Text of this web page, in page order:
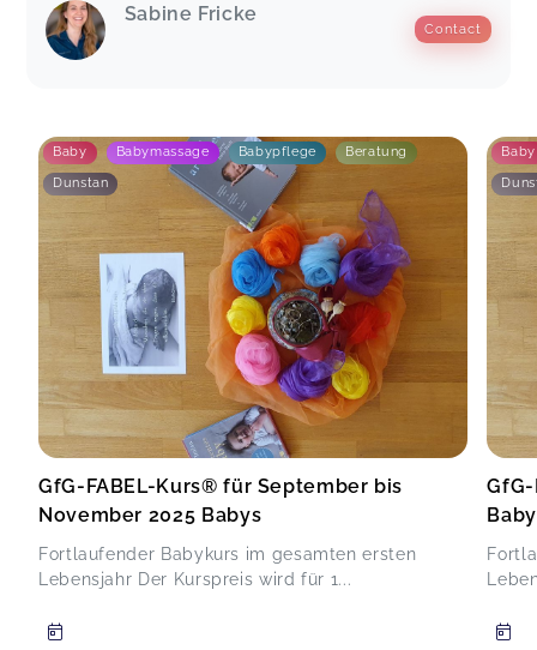
Sabine Fricke
Contact
Baby Babymassage Babypflege Beratung
Dunstan
GfG-FABEL-Kurs® für September bis
November 2025 Babys
Fortlaufender Babykurs im gesamten ersten
Lebensjahr Der Kurspreis wird für 1...
Baby